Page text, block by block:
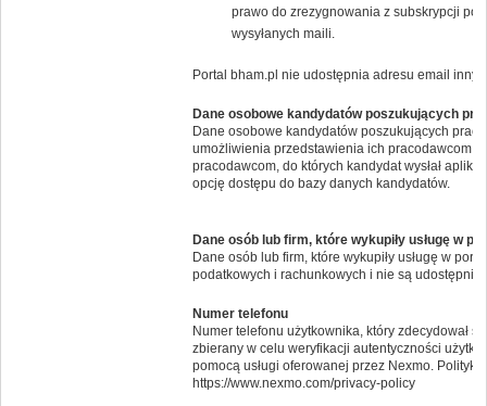
prawo do zrezygnowania z subskrypcji
wysyłanych maili.
Portal bham.pl nie udostępnia adresu email
Dane osobowe kandydatów poszukujących
Dane osobowe kandydatów poszukujących
umożliwienia przedstawienia ich pracodawcom.
pracodawcom, do których kandydat wysłał
opcję dostępu do bazy danych kandydatów.
Dane osób lub firm, które wykupiły usługę w
Dane osób lub firm, które wykupiły usługę w
podatkowych i rachunkowych i nie są
Numer telefonu
Numer telefonu użytkownika, który zdecydował
zbierany w celu weryfikacji autentyczności
pomocą usługi oferowanej przez Nexmo.
https://www.nexmo.com/privacy-policy